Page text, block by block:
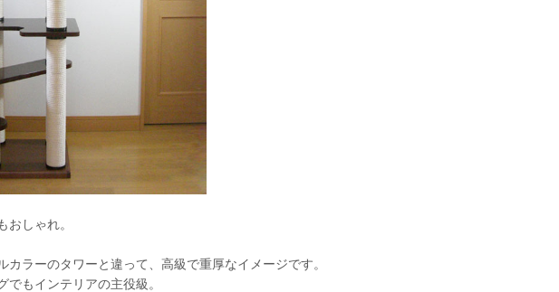
しゃれ。
カラーのタワーと違って、高級で重厚なイメージです。
もインテリアの主役級。